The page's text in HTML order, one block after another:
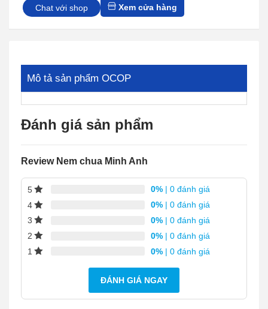
Chat với shop Xem cửa hàng
Mô tả sản phẩm OCOP
Đánh giá sản phẩm
Review Nem chua Minh Anh
5 0% | 0 đánh giá
4
0% | 0 đánh giá
3
0% | 0 đánh giá
2
0% | 0 đánh giá
1
0% | 0 đánh giá
ĐÁNH GIÁ NGAY